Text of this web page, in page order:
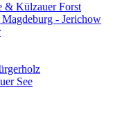
& Külzauer Forst
- Jerichow
See